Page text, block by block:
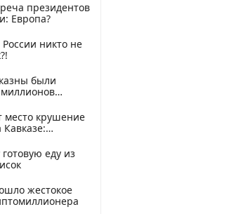
президентов
Европа?
никто не
были
место крушение
Кавказе:
еду из
жестокое